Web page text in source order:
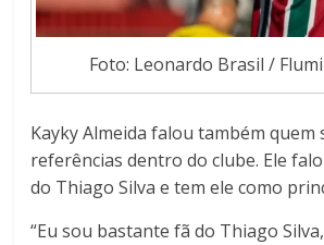
Foto: Leonardo Brasil /
Kayky Almeida falou também quem
referências dentro do clube. Ele
do Thiago Silva e tem ele como
“Eu sou bastante fã do Thiago